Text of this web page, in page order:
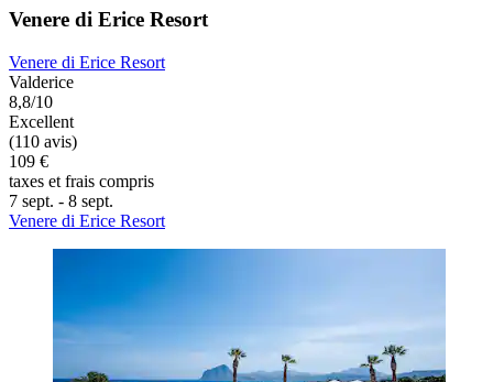
Venere di Erice Resort
Venere di Erice Resort
Valderice
8,8/10
Excellent
(110 avis)
109 €
taxes et frais compris
7 sept. - 8 sept.
Venere di Erice Resort